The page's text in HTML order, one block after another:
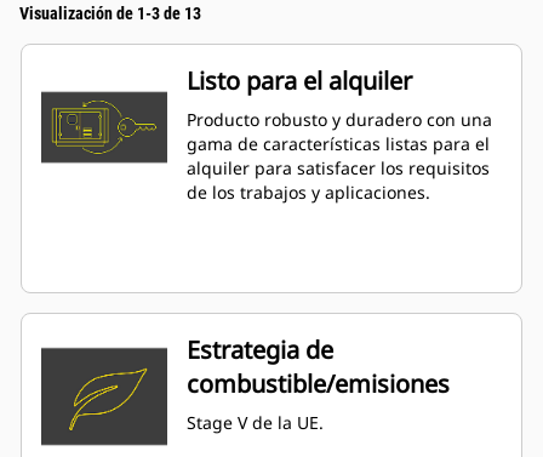
Visualización de 1-3 de 13
Listo para el alquiler
Producto robusto y duradero con una
gama de características listas para el
alquiler para satisfacer los requisitos
de los trabajos y aplicaciones.
Estrategia de
combustible/emisiones
Stage V de la UE.